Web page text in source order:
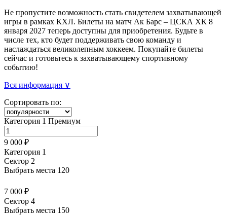
Не пропустите возможность стать свидетелем захватывающей
игры в рамках КХЛ. Билеты на матч Ак Барс – ЦСКА ХК 8
января 2027 теперь доступны для приобретения. Будьте в
числе тех, кто будет поддерживать свою команду и
наслаждаться великолепным хоккеем. Покупайте билеты
сейчас и готовьтесь к захватывающему спортивному
событию!
Вся информация ∨
Сортировать по:
Категория 1 Премиум
9 000 ₽
Категория 1
Сектор 2
Выбрать места 120
7 000 ₽
Сектор 4
Выбрать места 150